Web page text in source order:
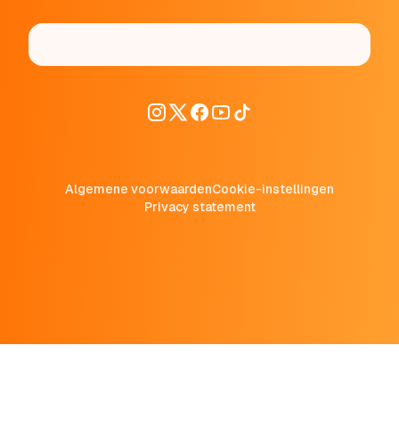
Algemene voorwaardenCookie-instellingen
Privacy statement